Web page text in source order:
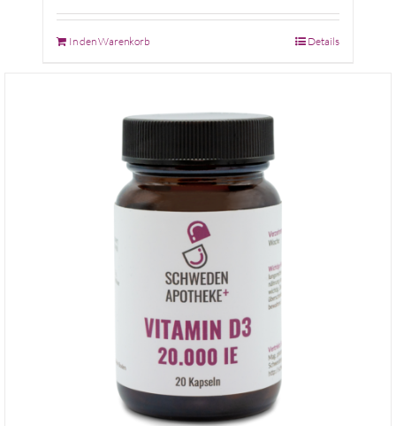
In den Warenkorb Details